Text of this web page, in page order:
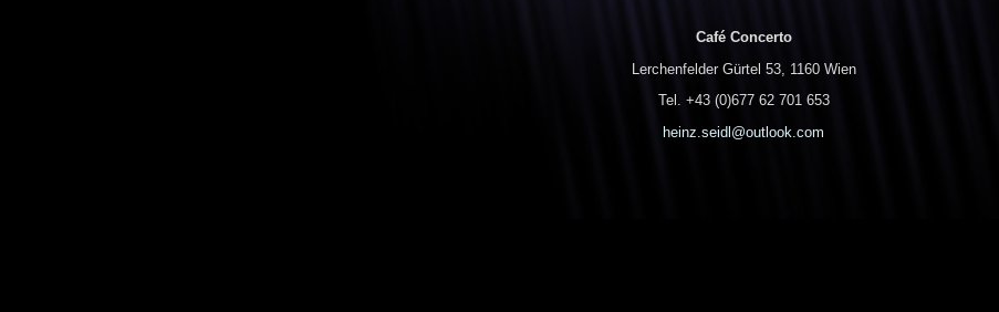
Café Concerto
Lerchenfelder Gürtel 53, 1160 Wien
Tel. +43 (0)677 62 701 653
heinz.seidl@outlook.com